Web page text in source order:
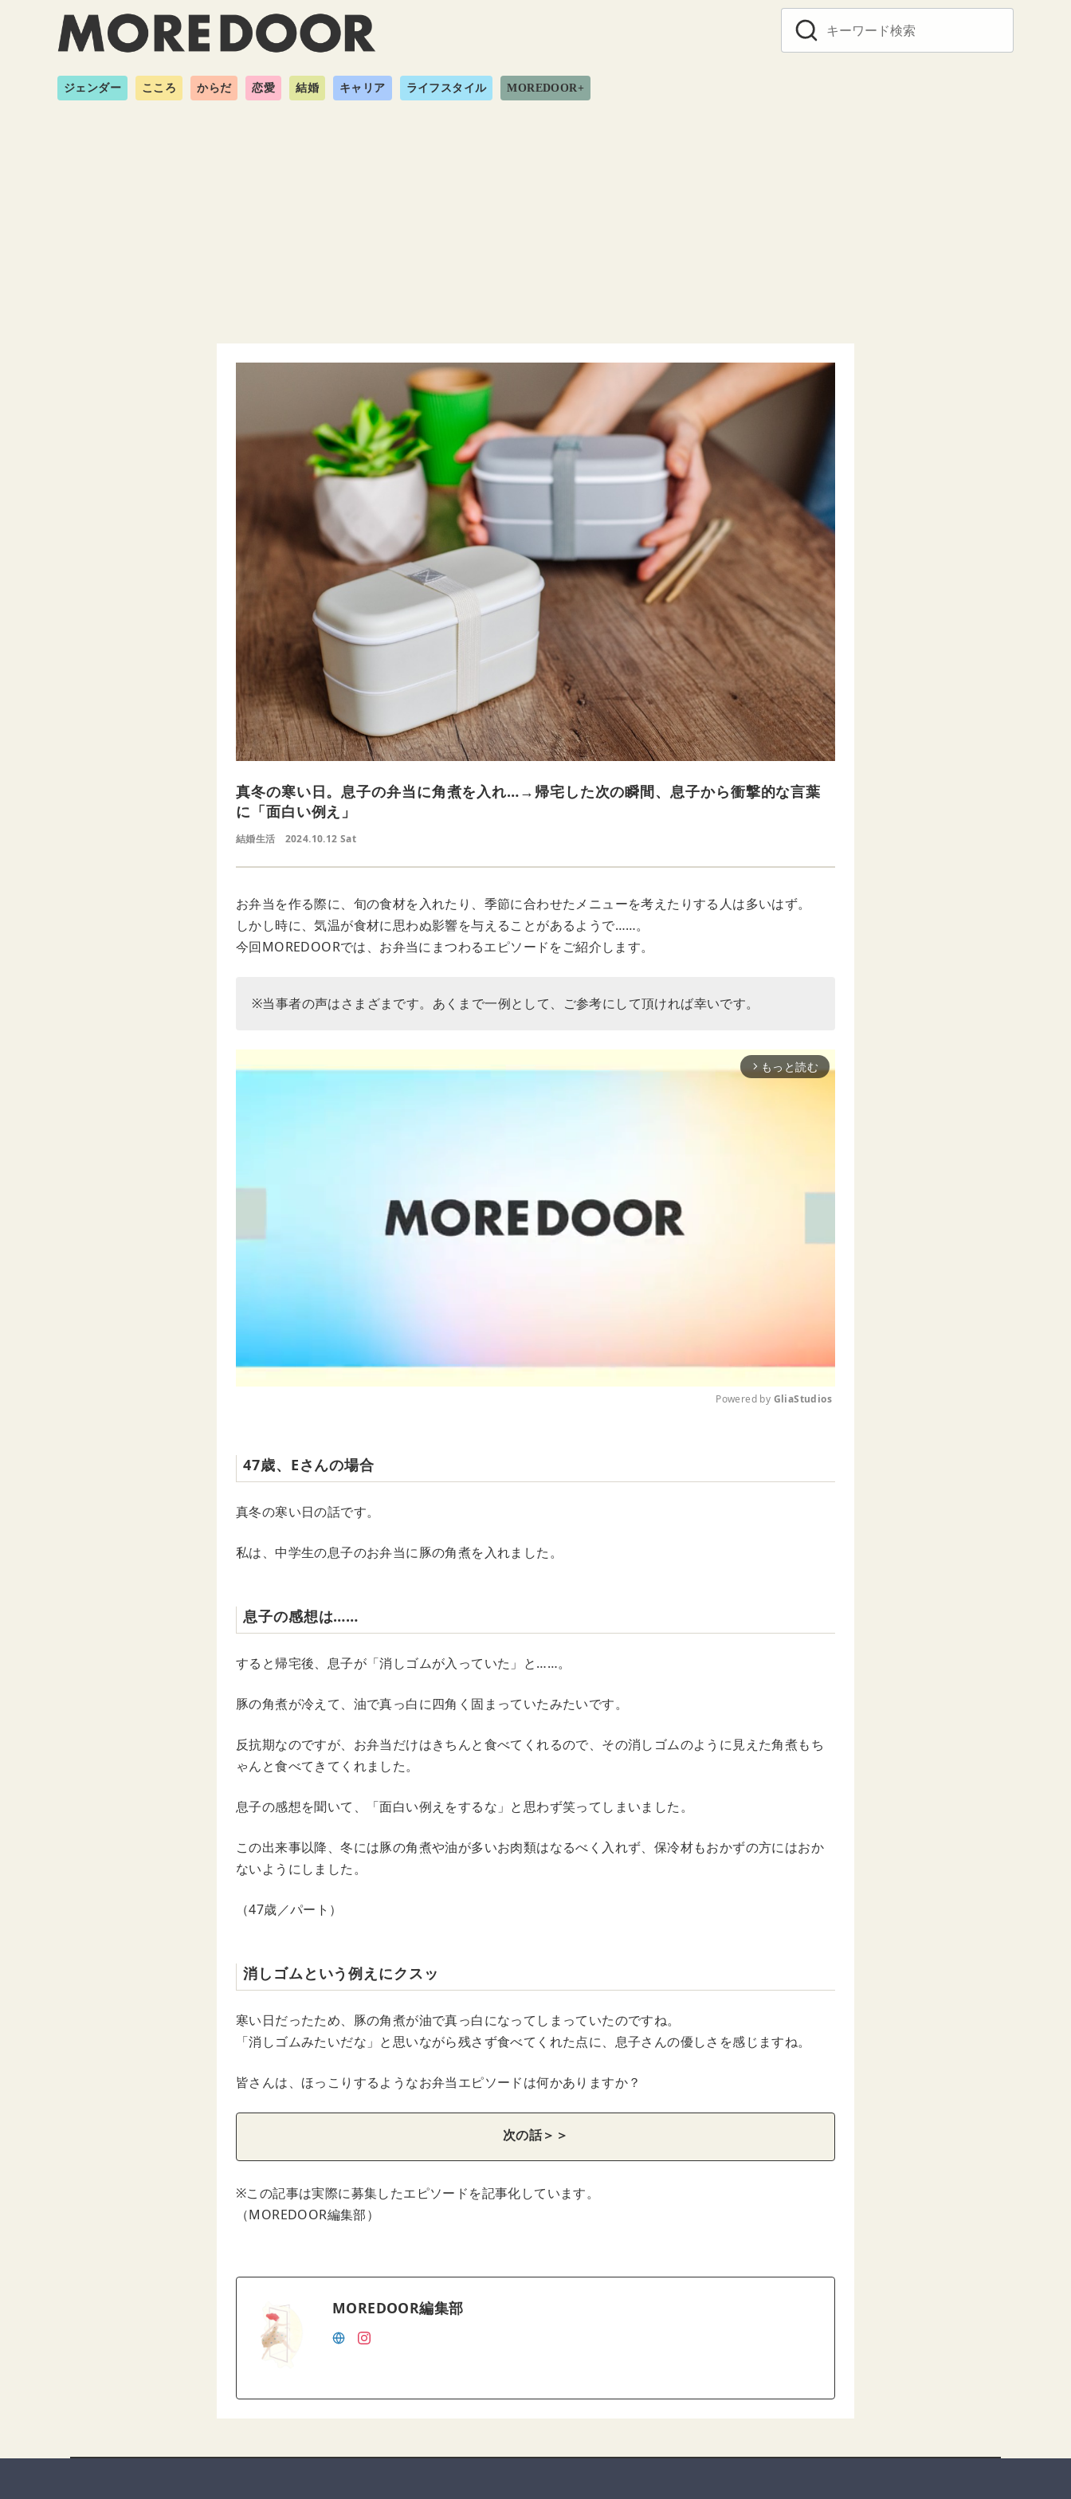
ジェンダー こころ からだ 恋愛 結婚 キャリア ライフスタイル MOREDOOR+
真冬の寒い日。息子の弁当に角煮を入れ…→帰宅した次の瞬間、息子から衝撃的な言葉
に「面白い例え」
結婚生活 2024.10.12 Sat
お弁当を作る際に、旬の食材を入れたり、季節に合わせたメニューを考えたりする人は多いはず。
しかし時に、気温が食材に思わぬ影響を与えることがあるようで……。
今回MOREDOORでは、お弁当にまつわるエピソードをご紹介します。
※当事者の声はさまざまです。あくまで一例として、ご参考にして頂ければ幸いです。
arrow_forward_ios もっと読む
t
Powered by GliaStudios
47歳、Eさんの場合
真冬の寒い日の話です。
私は、中学生の息子のお弁当に豚の角煮を入れました。
息子の感想は……
すると帰宅後、息子が「消しゴムが入っていた」と……。
豚の角煮が冷えて、油で真っ白に四角く固まっていたみたいです。
反抗期なのですが、お弁当だけはきちんと食べてくれるので、その消しゴムのように見えた角煮もち
ゃんと食べてきてくれました。
息子の感想を聞いて、「面白い例えをするな」と思わず笑ってしまいました。
この出来事以降、冬には豚の角煮や油が多いお肉類はなるべく入れず、保冷材もおかずの方にはおか
ないようにしました。
（47歳／パート）
消しゴムという例えにクスッ
寒い日だったため、豚の角煮が油で真っ白になってしまっていたのですね。
「消しゴムみたいだな」と思いながら残さず食べてくれた点に、息子さんの優しさを感じますね。
皆さんは、ほっこりするようなお弁当エピソードは何かありますか？
次の話＞＞
※この記事は実際に募集したエピソードを記事化しています。
（MOREDOOR編集部）
MOREDOOR編集部